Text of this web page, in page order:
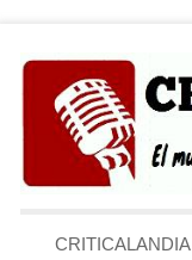
Menú
CRITICALANDIA